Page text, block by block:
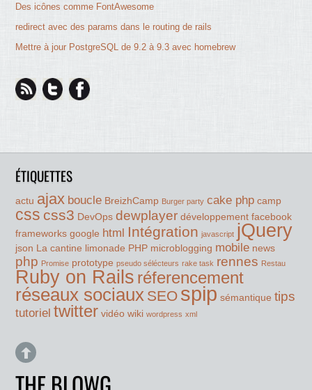
Des icônes comme FontAwesome
redirect avec des params dans le routing de rails
Mettre à jour PostgreSQL de 9.2 à 9.3 avec homebrew
ÉTIQUETTES
actu ajax boucle BreizhCamp Burger party cake php camp
css css3 DevOps dewplayer développement facebook
frameworks google html Intégration javascript jQuery
json La cantine limonade PHP microblogging mobile news
php Promise prototype pseudo sélécteurs rake task rennes Restau
Ruby on Rails réferencement
réseaux sociaux SEO spip sémantique tips
tutoriel twitter vidéo wiki wordpress xml